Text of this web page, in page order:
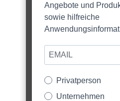
Angebote und
sowie hilfreiche
Privatperson
Unternehmen